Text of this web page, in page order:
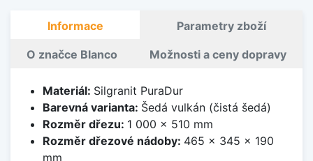
Informace Parametry zboží
O značce Blanco Možnosti a ceny dopravy
Materiál: Silgranit PuraDur
Barevná varianta: Šedá vulkán (čistá šedá)
Rozměr dřezu: 1 000 x 510 mm
Rozměr dřezové nádoby: 465 x 345 x 190
mm